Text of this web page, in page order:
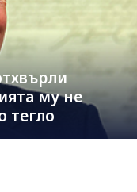
му не
тегло